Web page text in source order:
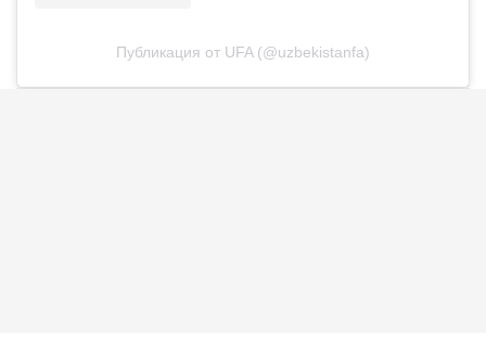
Публикация от UFA (@uzbekistanfa)